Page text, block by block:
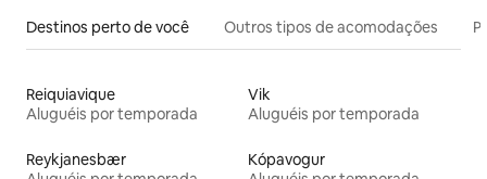
Destinos perto de você Outros tipos de acomodações
Reiquiavique
Aluguéis por temporada
Vik
Aluguéis por temporada
Reykjanesbær
Kópavogur